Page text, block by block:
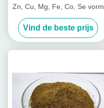
Zn, Cu, Mg, Fe, Co, Se vorm
Vind de beste prijs